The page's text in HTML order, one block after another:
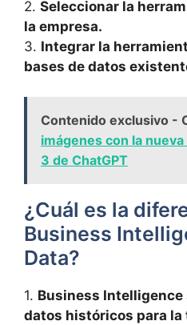
2. Seleccionar la
la empresa.
3. Integrar la
‌bases de datos
Contenido exclusivo -
imágenes con la
3 de ChatGPT
​¿Cuál es la
Business
Data?
1.‍ Business
datos históricos para la